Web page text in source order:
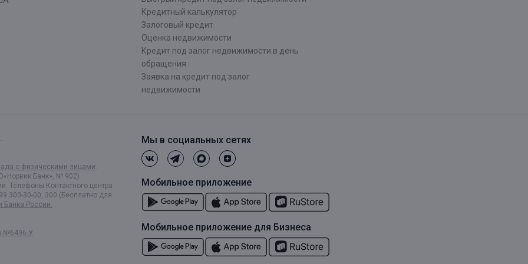
Кредитный калькулятор
Залоговый кредит
Оценка недвижимости
Кредит под залог недвижимости в день
обращения
Заявка на кредит под залог
недвижимости
с физическими лицами.
Банк», № 902)
Телефоны Контактного центра
300-30-00, 300 (Бесплатно для
Банка России.
№6496-У
Мы в социальных сетях
Мобильное приложение
Мобильное приложение для Бизнеса